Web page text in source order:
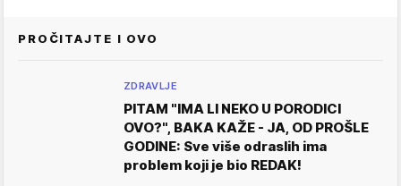
PROČITAJTE I OVO
ZDRAVLJE
PITAM "IMA LI NEKO U PORODICI
OVO?", BAKA KAŽE - JA, OD PROŠLE
GODINE: Sve više odraslih ima
problem koji je bio REDAK!